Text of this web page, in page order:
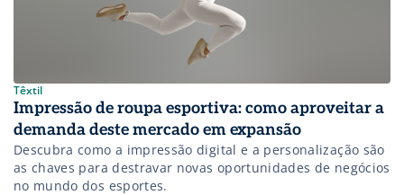
Têxtil
Impressão de roupa esportiva: como aproveitar a
demanda deste mercado em expansão
Descubra como a impressão digital e a personalização são
as chaves para destravar novas oportunidades de negócios
no mundo dos esportes.